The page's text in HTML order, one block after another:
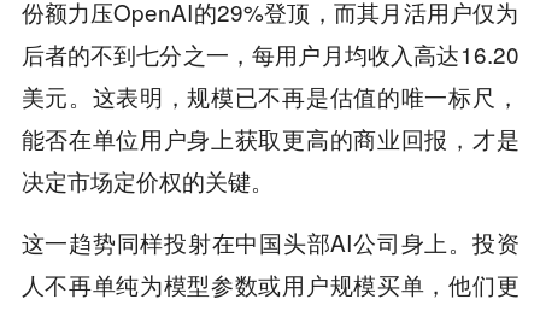
份额力压OpenAI的29%登顶，而其月活用户仅为
后者的不到七分之一，每用户月均收入高达16.20
美元。这表明，规模已不再是估值的唯一标尺，
能否在单位用户身上获取更高的商业回报，才是
决定市场定价权的关键。
这一趋势同样投射在中国头部AI公司身上。投资
人不再单纯为模型参数或用户规模买单，他们更